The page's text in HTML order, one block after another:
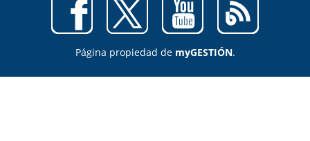
Página propiedad de myGESTIÓN.